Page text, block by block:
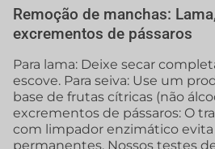
Remoção de manchas:
excrementos de pássaros
Para lama: Deixe secar
escove. Para seiva: Use um
base de frutas cítricas (não
excrementos de pássaros: O
com limpador enzimático
permanentes. Nossos testes